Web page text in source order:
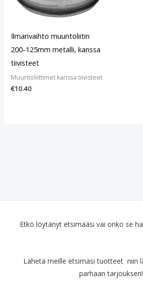
Ilmanvaihto muuntoliitin
200-125mm metalli, kanssa
tiivisteet
Muuntoliittimet kanssa tiivisteet
€10.40
Etkö löytänyt etsimääsi vai onko se
Lähetä meille etsimäsi tuotteet niin
parhaan tarjouksen!